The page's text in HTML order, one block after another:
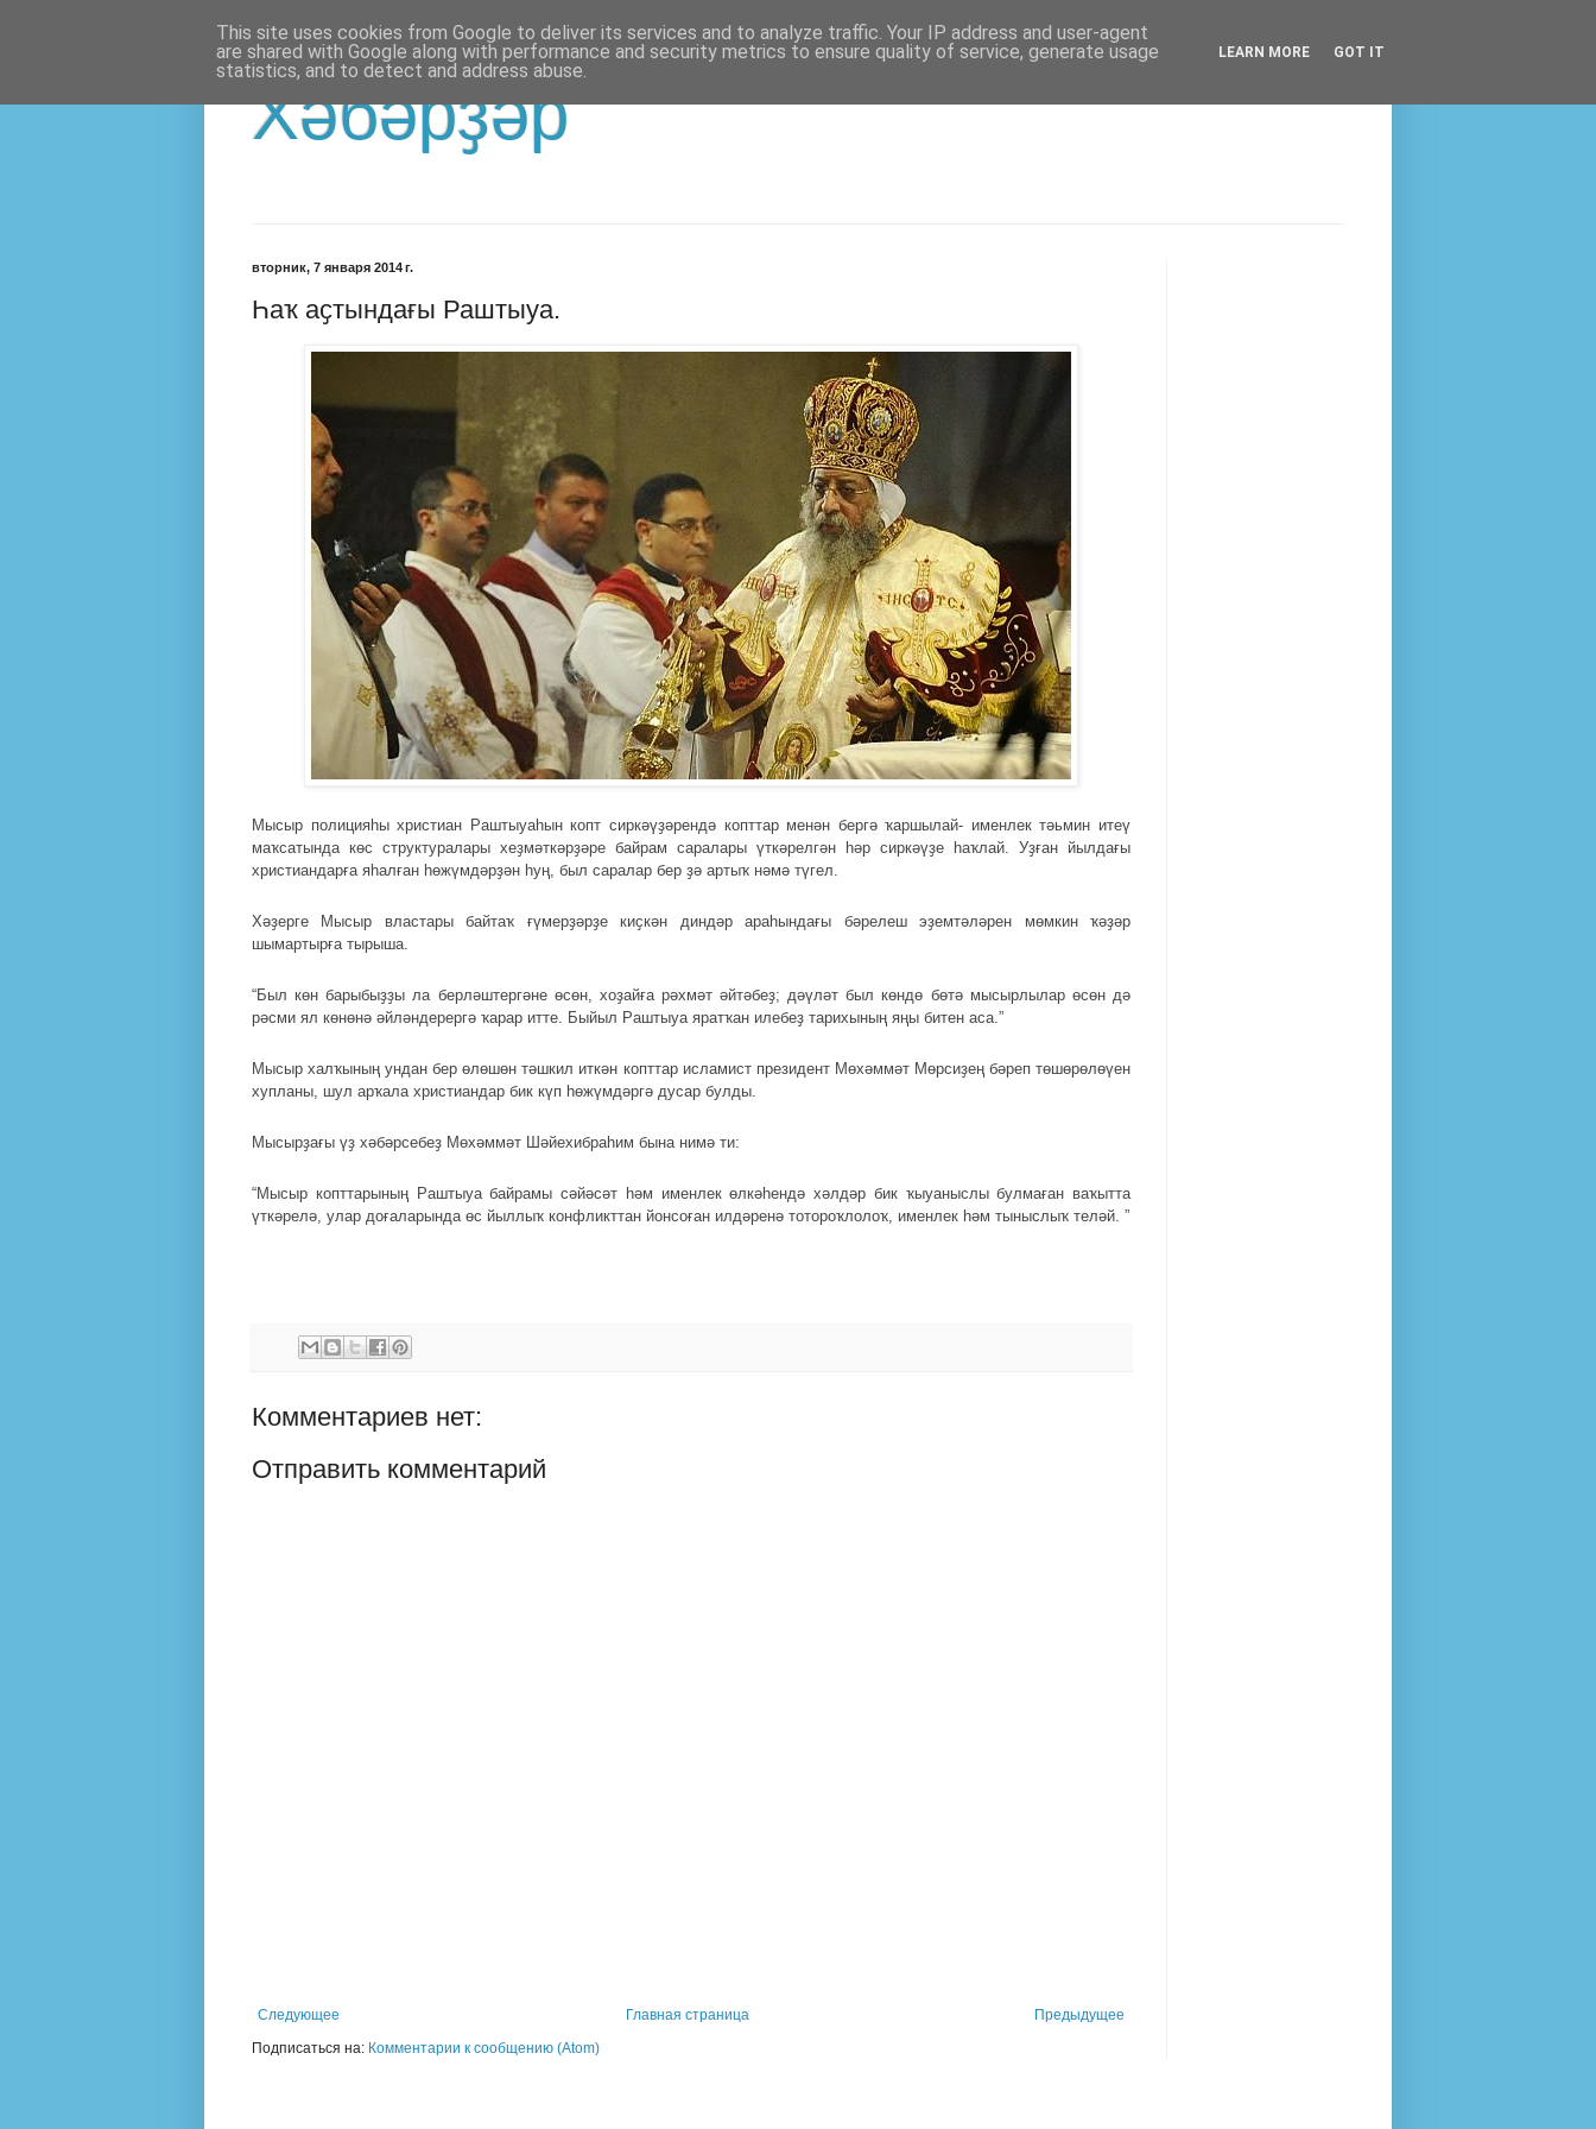
Хәбәрҙәр
вторник, 7 января 2014 г.
Һаҡ аҫтындағы Раштыуа.
Мысыр полицияһы христиан Раштыуаһын копт сиркәүҙәрендә копттар менән бергә ҡаршылай- именлек тәьмин итеү
маҡсатында көс структуралары хеҙмәткәрҙәре байрам саралары үткәрелгән һәр сиркәүҙе һаҡлай. Уҙған йылдағы
христиандарға яһалған һөжүмдәрҙән һуң, был саралар бер ҙә артыҡ нәмә түгел.
Хәҙерге Мысыр властары байтаҡ ғүмерҙәрҙе киҫкән диндәр араһындағы бәрелеш эҙемтәләрен мөмкин ҡәҙәр
шымартырға тырыша.
“Был көн барыбыҙҙы ла берләштергәне өсөн, хоҙайға рәхмәт әйтәбеҙ; дәүләт был көндө бөтә мысырлылар өсөн дә
рәсми ял көнөнә әйләндерергә ҡарар итте. Быйыл Раштыуа яратҡан илебеҙ тарихының яңы битен аса.”
Мысыр халҡының ундан бер өлөшөн тәшкил иткән копттар исламист президент Мөхәммәт Мөрсиҙең бәреп төшөрөлөүен
хупланы, шул арҡала христиандар бик күп һөжүмдәргә дусар булды.
Мысырҙағы үҙ хәбәрсебеҙ Мөхәммәт Шәйехибраһим бына нимә ти:
“Мысыр копттарының Раштыуа байрамы сәйәсәт һәм именлек өлкәһендә хәлдәр бик ҡыуаныслы булмаған ваҡытта
үткәрелә, улар доғаларында өс йыллыҡ конфликттан йонсоған илдәренә тотороҡлолоҡ, именлек һәм тыныслыҡ теләй. ”
Комментариев нет:
Отправить комментарий
Следующее Предыдущее
Главная страница
Подписаться на: Комментарии к сообщению (Atom)
This site uses cookies from Google to deliver its services and to analyze traffic. Your IP address and user-agent
are shared with Google along with performance and security metrics to ensure quality of service, generate usage
statistics, and to detect and address abuse.
LEARN MORE GOT IT